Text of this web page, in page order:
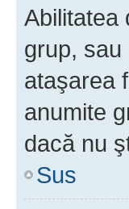
Abilitatea
grup, sau
ataşarea
anumite
dacă nu
Sus